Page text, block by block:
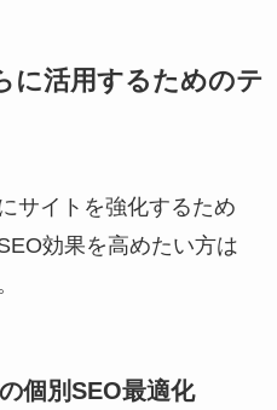
に活用するためのテ
サイトを強化するため
効果を高めたい方は
個別SEO最適化